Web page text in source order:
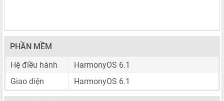
PHẦN MỀM
Hệ điều hành
HarmonyOS 6.1
Giao diện
HarmonyOS 6.1